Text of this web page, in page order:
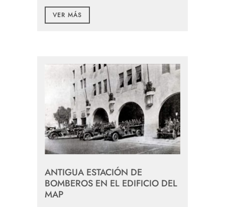
VER MÁS
ANTIGUA ESTACIÓN DE
BOMBEROS EN EL EDIFICIO DEL
MAP